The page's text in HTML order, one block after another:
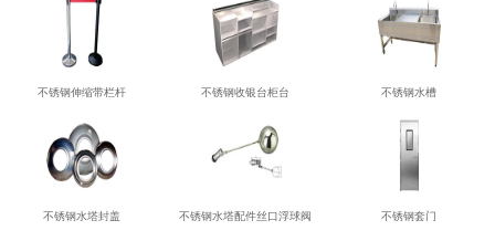
不锈钢伸缩带栏杆 不锈钢收银台柜台 不锈钢水槽
不锈钢水塔封盖 不锈钢水塔配件丝口浮球阀 不锈钢套门